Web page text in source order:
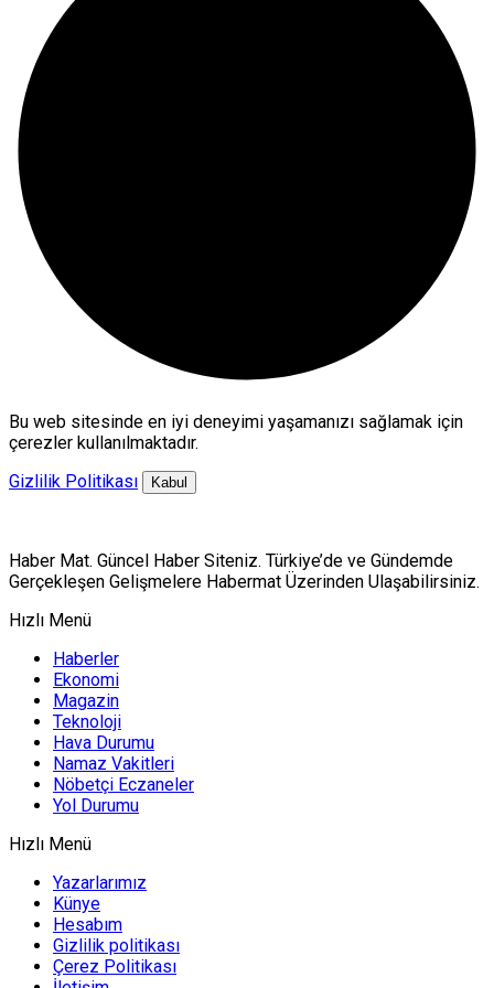
Bu web sitesinde en iyi deneyimi yaşamanızı sağlamak için
çerezler kullanılmaktadır.
Gizlilik Politikası
Kabul
Haber Mat. Güncel Haber Siteniz. Türkiye’de ve Gündemde
Gerçekleşen Gelişmelere Habermat Üzerinden Ulaşabilirsiniz.
Hızlı Menü
Haberler
Ekonomi
Magazin
Teknoloji
Hava Durumu
Namaz Vakitleri
Nöbetçi Eczaneler
Yol Durumu
Hızlı Menü
Yazarlarımız
Künye
Hesabım
Gizlilik politikası
Çerez Politikası